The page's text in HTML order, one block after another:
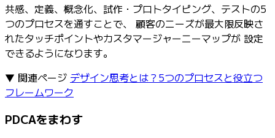
共感、定義、概念化、試作・プロトタイピング、テストの5
つのプロセスを通すことで、 顧客のニーズが最大限反映さ
れたタッチポイントやカスタマージャーニーマップが 設定
できるようになります。
▼ 関連ページ デザイン思考とは？5つのプロセスと役立つ
フレームワーク
PDCAをまわす